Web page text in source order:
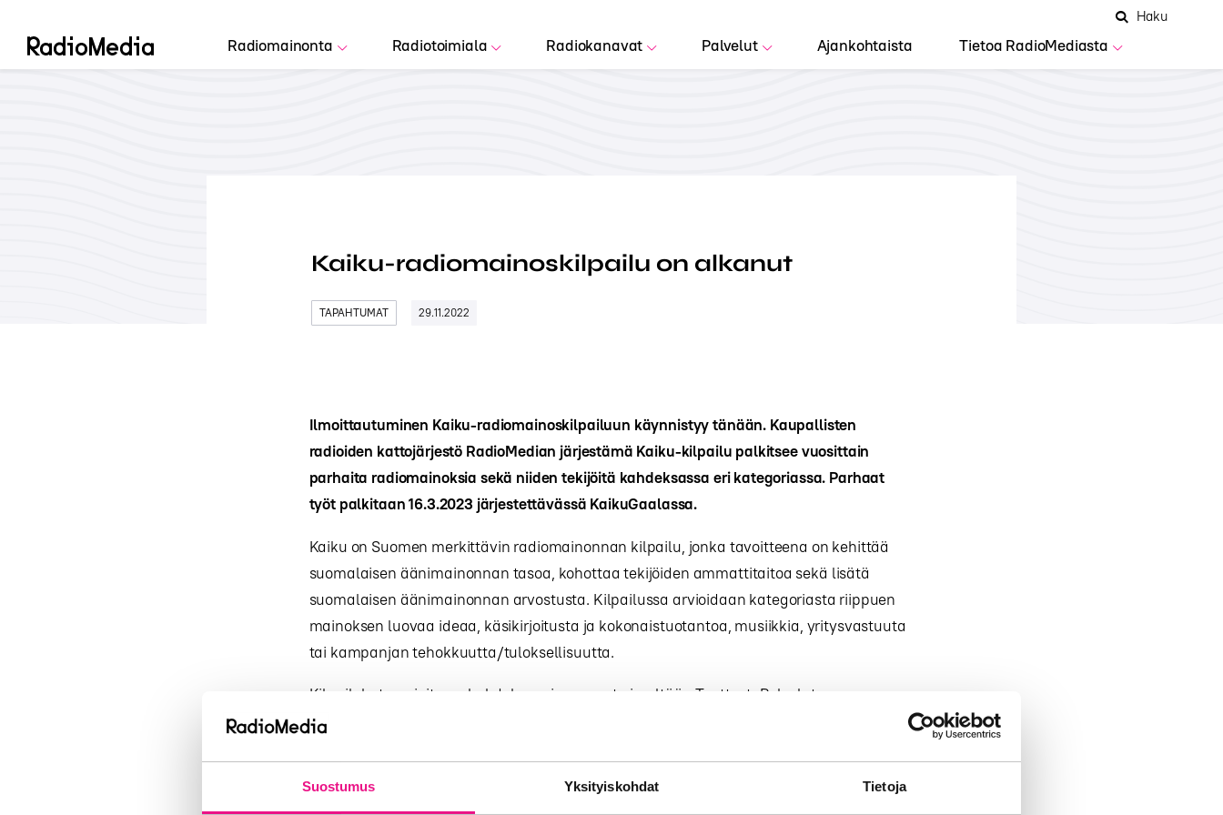
Suostumus Yksityiskohdat Tietoja
Radiomainonta Radiotoimiala Radiokanavat Palvelut Ajankohtaista Tietoa RadioMediasta
AvaaHaku
Hae
Kaiku-radiomainoskilpailu on alkanut
TAPAHTUMAT 29.11.2022
Ilmoittautuminen Kaiku-radiomainoskilpailuun käynnistyy tänään. Kaupallisten
radioiden kattojärjestö RadioMedian järjestämä Kaiku-kilpailu palkitsee vuosittain
parhaita radiomainoksia sekä niiden tekijöitä kahdeksassa eri kategoriassa. Parhaat
työt palkitaan 16.3.2023 järjestettävässä KaikuGaalassa.
Kaiku on Suomen merkittävin radiomainonnan kilpailu, jonka tavoitteena on kehittää
suomalaisen äänimainonnan tasoa, kohottaa tekijöiden ammattitaitoa sekä lisätä
suomalaisen äänimainonnan arvostusta. Kilpailussa arvioidaan kategoriasta riippuen
mainoksen luovaa ideaa, käsikirjoitusta ja kokonaistuotantoa, musiikkia, yritysvastuuta
tai kampanjan tehokkuutta/tuloksellisuutta.
Kilpailukategorioita on kahdeksan, ja ne ovat nimeltään Tuotteet, Palvelut,
Yhteiskunnallinen, Paikallinen, Yrityskuva, Musa / jingle, Yritysvastuu ja Teho.
Kilpailuun voi ilmoittaa radiomainoksia tai radiomainossarjoja, jotka on ensiesitetty
vähintään yhdellä kotimaisella radiokanavalla 15.11.2021 – 31.12.2022 välisenä aikana.